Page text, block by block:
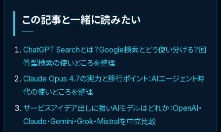
この記事と一緒に読みたい
ChatGPT Searchとは？Google検索とどう使い分ける？回
答型検索の使いどころを整理
Claude Opus 4.7の実力と移行ポイント：AIエージェント時
代の使いどころを整理
サービスアイデア出しに強いAIモデルはどれか：OpenAI・
Claude・Gemini・Grok・Mistralを中立比較